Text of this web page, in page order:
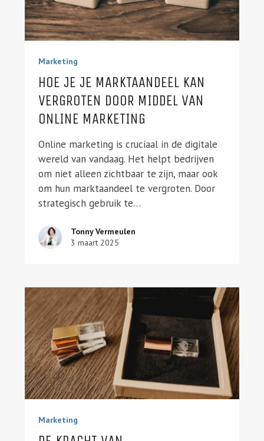
Marketing
HOE JE JE MARKTAANDEEL KAN
VERGROTEN DOOR MIDDEL VAN
ONLINE MARKETING
Online marketing is cruciaal in de digitale
wereld van vandaag. Het helpt bedrijven
om niet alleen zichtbaar te zijn, maar ook
om hun marktaandeel te vergroten. Door
strategisch gebruik te…
Tonny Vermeulen
3 maart 2025
Marketing